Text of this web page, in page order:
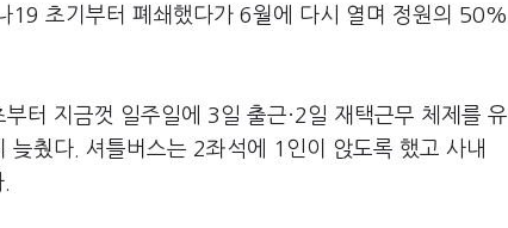
19 초기부터 폐쇄했다가 6월에 다시 열며 정원의 50%
터 지금껏 일주일에 3일 출근·2일 재택근무 체제를 유
췄다. 셔틀버스는 2좌석에 1인이 앉도록 했고 사내